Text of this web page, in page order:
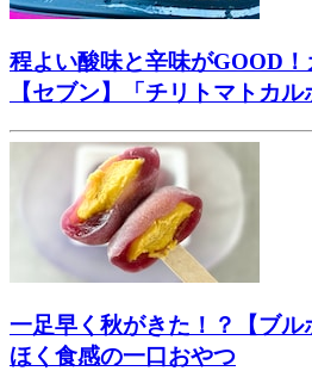
程よい酸味と辛味がGOOD
【セブン】「チリトマトカル
一足早く秋がきた！？【ブル
ほく食感の一口おやつ